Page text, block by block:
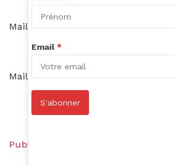
Maillot wax disponible sur
Maillot Wax disponible sur
A vous de choisir !!!!
Publier
Email *
S'abonner